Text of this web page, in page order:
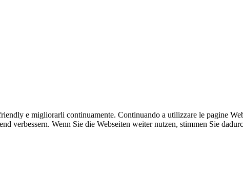
e migliorarli continuamente. Continuando a utilizzare le pagine
verbessern. Wenn Sie die Webseiten weiter nutzen, stimmen Sie